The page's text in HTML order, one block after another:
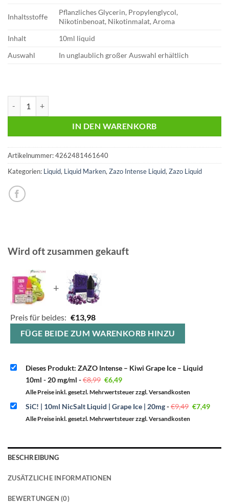
Inhaltsstoffe
Pflanzliches Glycerin, Propylenglycol,
Nikotinbenoat, Nikotinmalat, Aroma
Inhalt
10ml liquid
Auswahl
In unglaublich großer Auswahl erhältlich
IN DEN WARENKORB
Artikelnummer:4262481461640
Kategorien: Liquid, Liquid Marken, Zazo Intense Liquid, Zazo Liquid
Wird oft zusammen gekauft
+
Preis für beides: €13,98
FÜGE BEIDE ZUM WARENKORB HINZU
Dieses Produkt: ZAZO Intense – Kiwi Grape Ice – Liquid
10ml - 20 mg/ml -€8,99 Ursprünglicher
Preis
war:
€6,49Aktueller
ist:
Alle Preise inkl. gesetzl. Mehrwertsteuer zzgl. Versandkosten
SiC! | 10ml NicSalt Liquid | Grape Ice | 20mg-€9,49 Preis
€7,49
Alle Preise inkl. gesetzl. Mehrwertsteuer zzgl. Versandkosten
BESCHREIBUNG
ZUSÄTZLICHE INFORMATIONEN
BEWERTUNGEN (0)